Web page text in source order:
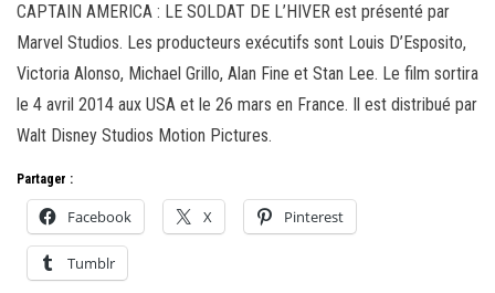
CAPTAIN AMERICA : LE SOLDAT DE L’HIVER est présenté par
Marvel Studios. Les producteurs exécutifs sont Louis D’Esposito,
Victoria Alonso, Michael Grillo, Alan Fine et Stan Lee. Le film sortira
le 4 avril 2014 aux USA et le 26 mars en France. Il est distribué par
Walt Disney Studios Motion Pictures.
Partager :
Facebook X Pinterest
Tumblr